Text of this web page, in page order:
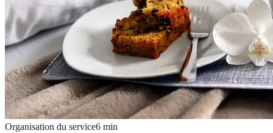
Organisation du service6 min